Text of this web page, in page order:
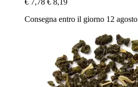
€ 7,78 € 8,19
Consegna entro il giorno 12 agosto